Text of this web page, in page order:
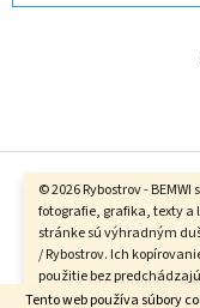
Tento web používa súbory
© 2026 Rybostrov -
fotografie, grafika, texty a
stránke sú výhradným
/ Rybostrov. Ich
použitie bez
a bude právne
Copyright 2026